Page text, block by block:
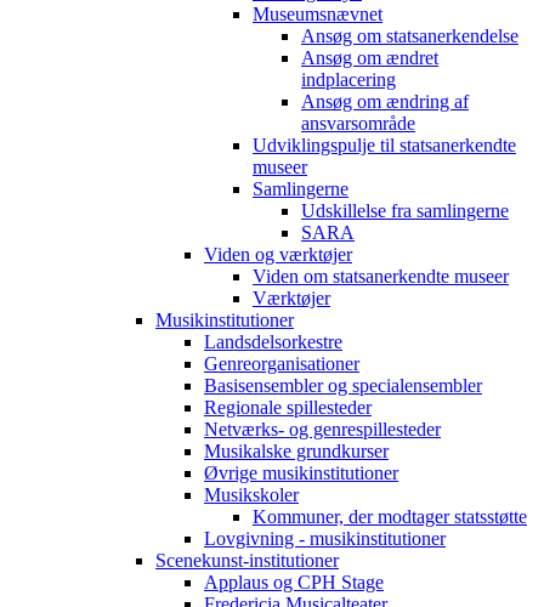
Museumsnævnet
Ansøg om statsanerkendelse
Ansøg om ændret
indplacering
Ansøg om ændring af
ansvarsområde
Udviklingspulje til statsanerkendte
museer
Samlingerne
Udskillelse fra samlingerne
SARA
Viden og værktøjer
Viden om statsanerkendte museer
Værktøjer
Musikinstitutioner
Landsdelsorkestre
Genreorganisationer
Basisensembler og specialensembler
Regionale spillesteder
Netværks- og genrespillesteder
Musikalske grundkurser
Øvrige musikinstitutioner
Musikskoler
Kommuner, der modtager statsstøtte
Lovgivning - musikinstitutioner
Scenekunst-institutioner
Applaus og CPH Stage